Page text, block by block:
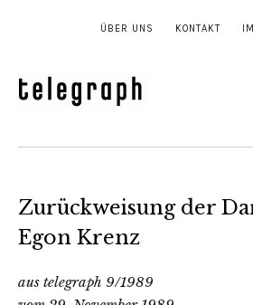
ÜBER UNS KONTAKT
Zurückweisung der
Egon Krenz
aus telegraph 9/1989